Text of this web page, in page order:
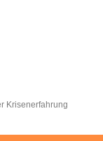
Krisenerfahrung